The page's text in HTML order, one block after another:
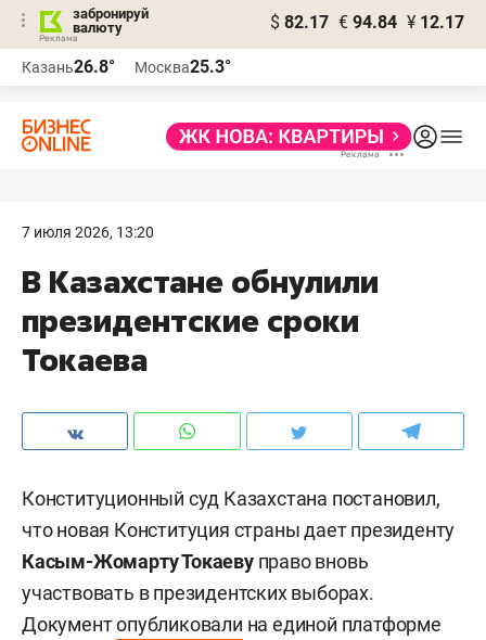
забронируй
валюту
$ 82.17 € 94.84 ¥ 12.17
Казань26.8° Москва25.3°
7 июля 2026, 13:20
В Казахстане обнулили
президентские сроки
Токаева
Конституционный суд Казахстана постановил,
что новая Конституция страны дает президенту
Касым-Жомарту Токаевуправо вновь
участвовать в президентских выборах.
Документопубликовали на единой платформе